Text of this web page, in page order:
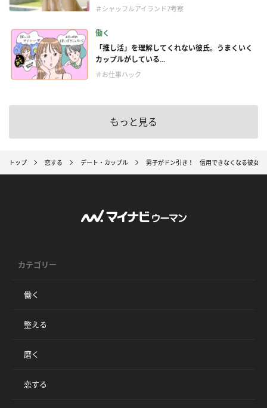
＃シャッフルアイランド7考察
働く
「推し活」を理解してくれない彼氏。うまくいく
カップルがしている...
＃お仕事ハック
もっと見る
トップ 恋する デート・カップル 男子がドン引き！ 信用できなくなる彼女の
カテゴリー
働く
整える
磨く
恋する